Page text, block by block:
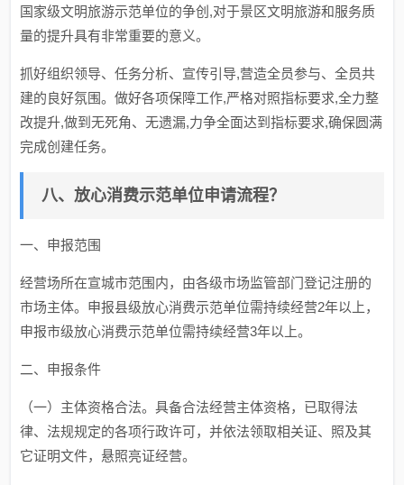
国家级文明旅游示范单位的争创,对于景区文明旅游和服务质
量的提升具有非常重要的意义。
抓好组织领导、任务分析、宣传引导,营造全员参与、全员共
建的良好氛围。做好各项保障工作,严格对照指标要求,全力整
改提升,做到无死角、无遗漏,力争全面达到指标要求,确保圆满
完成创建任务。
八、放心消费示范单位申请流程？
一、申报范围
经营场所在宣城市范围内，由各级市场监管部门登记注册的
市场主体。申报县级放心消费示范单位需持续经营2年以上，
申报市级放心消费示范单位需持续经营3年以上。
二、申报条件
（一）主体资格合法。具备合法经营主体资格，已取得法
律、法规规定的各项行政许可，并依法领取相关证、照及其
它证明文件，悬照亮证经营。